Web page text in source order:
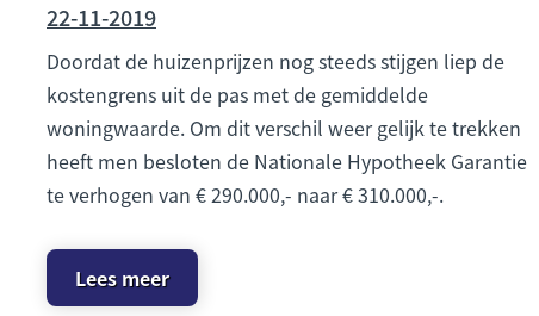
22-11-2019
Doordat de huizenprijzen nog steeds stijgen liep de
kostengrens uit de pas met de gemiddelde
woningwaarde. Om dit verschil weer gelijk te trekken
heeft men besloten de Nationale Hypotheek Garantie
te verhogen van € 290.000,- naar € 310.000,-.
Lees meer